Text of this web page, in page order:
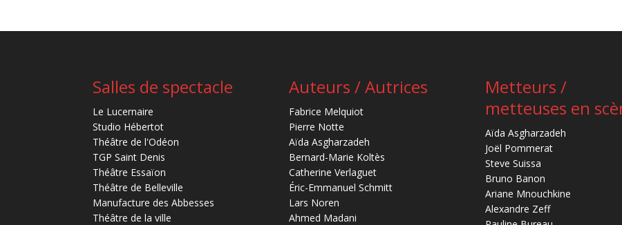
Salles de spectacle
Le Lucernaire
Studio Hébertot
Théâtre de l'Odéon
TGP Saint Denis
Théâtre Essaïon
Théâtre de Belleville
Manufacture des Abbesses
Théâtre de la ville
Auteurs / Autrices
Fabrice Melquiot
Pierre Notte
Aïda Asgharzadeh
Bernard-Marie Koltès
Catherine Verlaguet
Éric-Emmanuel Schmitt
Lars Noren
Ahmed Madani
Metteurs /
metteuses en
Aïda Asgharzadeh
Joël Pommerat
Steve Suissa
Bruno Banon
Ariane Mnouchkine
Alexandre Zeff